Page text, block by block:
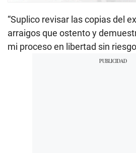
“Suplico revisar las copias del
arraigos que ostento y
mi proceso en libertad sin